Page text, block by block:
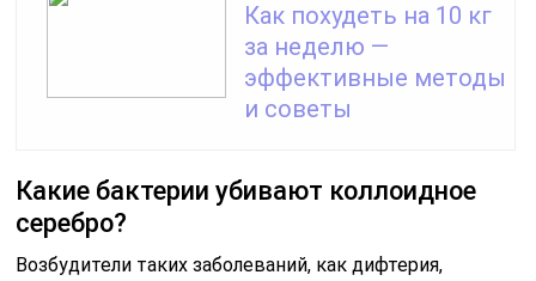
Как похудеть на 10 кг
за неделю —
эффективные методы
и советы
Какие бактерии убивают коллоидное
серебро?
Возбудители таких заболеваний, как дифтерия,